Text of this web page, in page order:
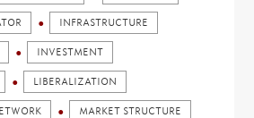
INFRASTRUCTURE
INVESTMENT
LIBERALIZATION
MARKET STRUCTURE